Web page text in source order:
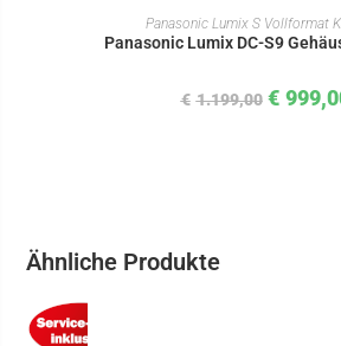
IN DEN WARENKORB
Panasonic Lumix S Vollformat
Panasonic Lumix DC-S9
€ 1.199,00 €
Ähnliche Produkte